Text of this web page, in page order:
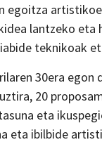
lantzeko
teknikoak
30era egon
20
eta
eta ibilbide